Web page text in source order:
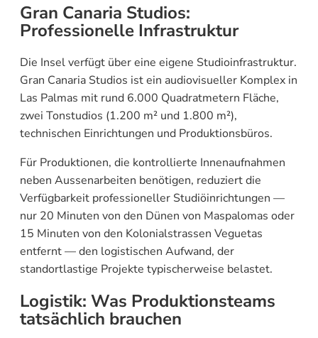
Gran Canaria Studios:
Professionelle Infrastruktur
Die Insel verfügt über eine eigene Studioinfrastruktur.
Gran Canaria Studios ist ein audiovisueller Komplex in
Las Palmas mit rund 6.000 Quadratmetern Fläche,
zwei Tonstudios (1.200 m² und 1.800 m²),
technischen Einrichtungen und Produktionsbüros.
Für Produktionen, die kontrollierte Innenaufnahmen
neben Aussenarbeiten benötigen, reduziert die
Verfügbarkeit professioneller Studiöinrichtungen —
nur 20 Minuten von den Dünen von Maspalomas oder
15 Minuten von den Kolonialstrassen Veguetas
entfernt — den logistischen Aufwand, der
standortlastige Projekte typischerweise belastet.
Logistik: Was Produktionsteams
tatsächlich brauchen